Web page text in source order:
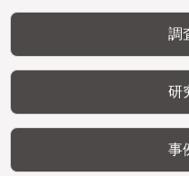
調
研
事